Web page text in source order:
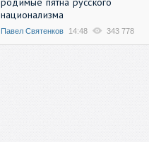
национализма
Павел Святенков 14:48 343 778